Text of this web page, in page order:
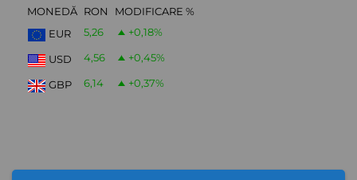
MONEDĂ RON
MODIFICARE %
EUR
5,26 +0,18%
USD 4,56 +0,45%
GBP 6,14 +0,37%